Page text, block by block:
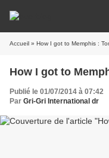
Accueil » How I got to Memphis :
How I got to
Publié le 01/07/2014 à 07:42
Par Gri-Gri International dr